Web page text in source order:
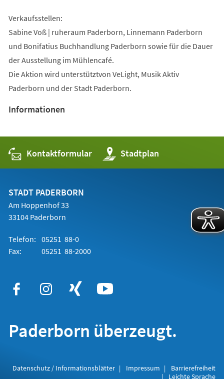
Verkaufsstellen:
Sabine Voß | ruheraum Paderborn, Linnemann Paderborn
und Bonifatius Buchhandlung Paderborn sowie für die Dauer
der Ausstellung im Mühlencafé.
Die Aktion wird unterstütztvon VeLight, Musik Aktiv
Paderborn und der Stadt Paderborn.
Informationen
Kontaktformular Stadtplan
(Öffnet
in
einem
STADT PADERBORN
Am Hoppenhof 33
33104 Paderborn
Telefon: 05251 88-0
Fax:
05251 88-2000
Paderborn überzeugt.
Datenschutz / Informationsblätter Impressum
Barrierefreiheit
Leichte Sprache